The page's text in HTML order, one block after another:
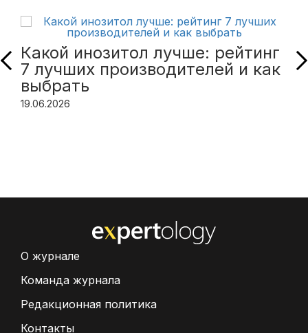
Какой инозитол лучше: рейтинг
7 лучших производителей и как
выбрать
19.06.2026
О журнале
Команда журнала
Редакционная политика
Контакты